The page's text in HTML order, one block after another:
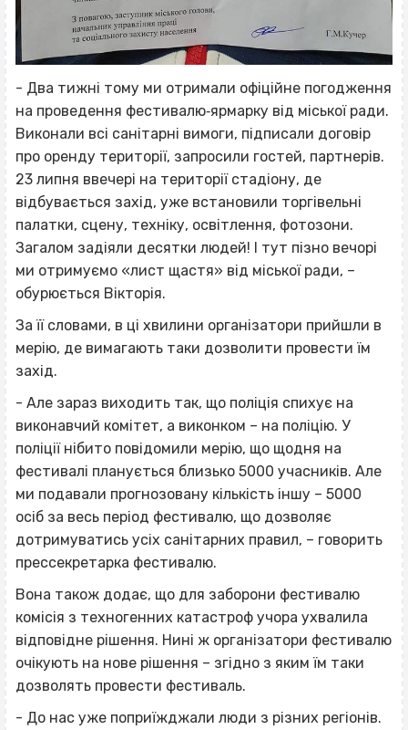
- Два тижні тому ми отримали офіційне погодження
на проведення фестивалю‐ярмарку від міської ради.
Виконали всі санітарні вимоги, підписали договір
про оренду території, запросили гостей, партнерів.
23 липня ввечері на території стадіону, де
відбувається захід, уже встановили торгівельні
палатки, сцену, техніку, освітлення, фотозони.
Загалом задіяли десятки людей! І тут пізно вечорі
ми отримуємо «лист щастя» від міської ради, –
обурюється Вікторія.
За її словами, в ці хвилини організатори прийшли в
мерію, де вимагають таки дозволити провести їм
захід.
- Але зараз виходить так, що поліція спихує на
виконавчий комітет, а виконком – на поліцію. У
поліції нібито повідомили мерію, що щодня на
фестивалі планується близько 5000 учасників. Але
ми подавали прогнозовану кількість іншу – 5000
осіб за весь період фестивалю, що дозволяє
дотримуватись усіх санітарних правил, – говорить
прессекретарка фестивалю.
Вона також додає, що для заборони фестивалю
комісія з техногенних катастроф учора ухвалила
відповідне рішення. Нині ж організатори фестивалю
очікують на нове рішення – згідно з яким їм таки
дозволять провести фестиваль.
- До нас уже поприїжджали люди з різних регіонів.